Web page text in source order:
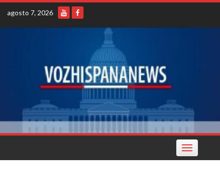
Skip
content
agosto 7, 2026
Toggle
navigation